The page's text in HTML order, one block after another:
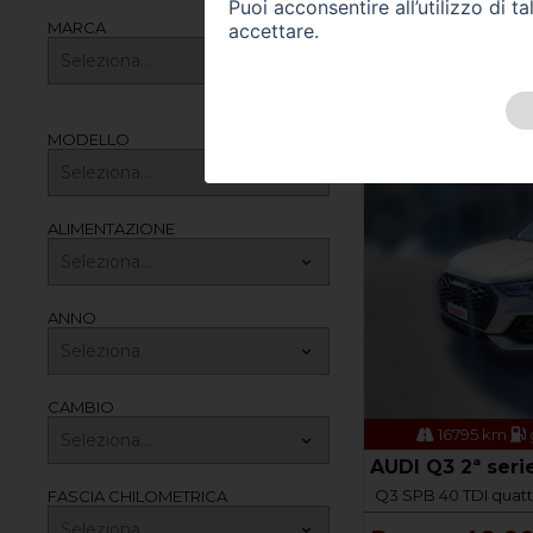
MARCA
MODELLO
ALIMENTAZIONE
ANNO
CAMBIO
FASCIA CHILOMETRICA
Prezzo
16795 km
AUDI Q3 2ª
Q3 SPB 40 TDI
Puoi acconsentire all’utilizzo di
accettare.